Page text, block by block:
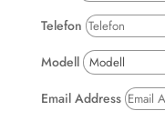
Telefon
Modell
Email Address